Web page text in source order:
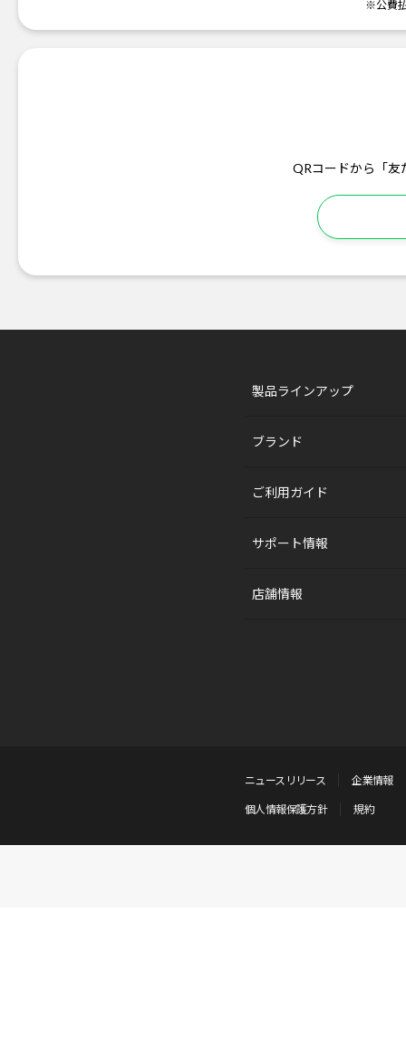
※公費
QRコードから「友
製品ラインアップ
ブランド
ご利用ガイド
サポート情報
店舗情報
ニュースリリース 企業情報
個人情報保護方針 規約